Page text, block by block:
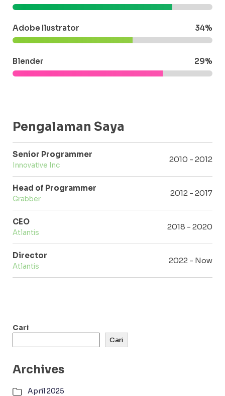
Adobe Ilustrator 50%
Blender 49%
Pengalaman Saya
Senior Programmer
Innovative Inc
2010 - 2012
Head of Programmer
Grabber
2012 - 2017
CEO
Atlantis
2018 - 2020
Director
Atlantis
2022 - Now
Cari
Cari
Archives
April 2025